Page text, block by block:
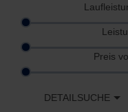
Preis
DETAILSUCHE